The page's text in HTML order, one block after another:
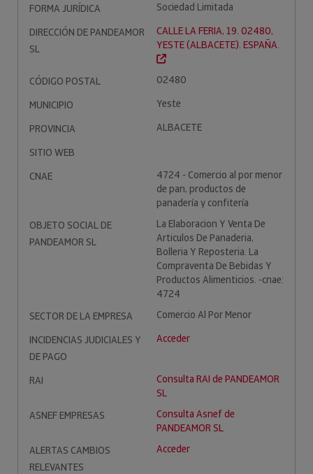
FORMA JURÍDICA
Sociedad Limitada
DIRECCIÓN DE PANDEAMOR
SL
CALLE LA FERIA, 19. 02480,
YESTE (ALBACETE). ESPAÑA.
CÓDIGO POSTAL
02480
MUNICIPIO
Yeste
PROVINCIA
ALBACETE
SITIO WEB
CNAE
4724 - Comercio al por menor
de pan, productos de
panadería y confitería
OBJETO SOCIAL DE
PANDEAMOR SL
La Elaboracion Y Venta De
Articulos De Panaderia,
Bolleria Y Reposteria. La
Compraventa De Bebidas Y
Productos Alimenticios. -cnae:
4724
SECTOR DE LA EMPRESA
Comercio Al Por Menor
INCIDENCIAS JUDICIALES Y
DE PAGO
Acceder
RAI
Consulta RAI de PANDEAMOR
SL
ASNEF EMPRESAS
Consulta Asnef de
PANDEAMOR SL
ALERTAS CAMBIOS
RELEVANTES
Acceder